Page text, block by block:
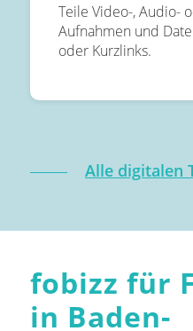
Teile Video-, Audio-
Aufnahmen und
oder Kurzlinks.
Alle digitalen
fobizz für
in Baden-